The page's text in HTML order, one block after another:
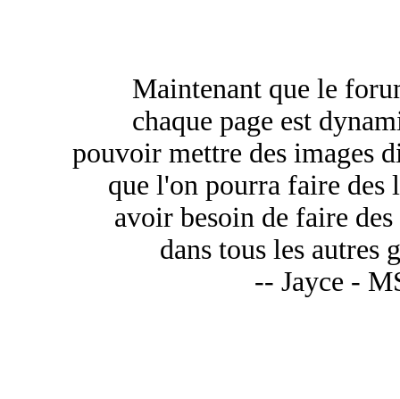
Maintenant que le
chaque page est
pouvoir mettre des images
que l'on pourra faire des
avoir besoin de faire
dans tous les autres
-- Jayce -